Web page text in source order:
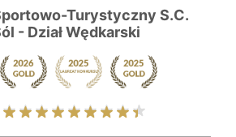
Turystyczny S.C.
- Dział Wędkarski